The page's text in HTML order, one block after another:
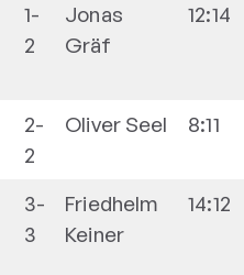
1-
2
Jonas
Gräf
12:14
2-
2
Oliver Seel 8:11
3-
3
Friedhelm
Keiner
14:12